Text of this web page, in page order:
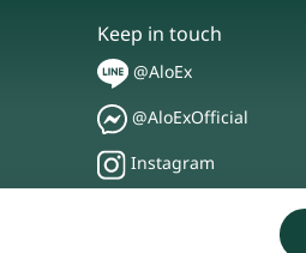
Keep in touch
@AloEx
@AloExOfficial
Instagram